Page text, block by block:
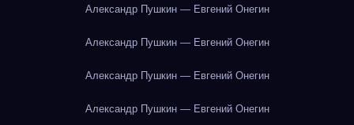
Александр Пушкин — Евгений Онегин
Александр Пушкин — Евгений Онегин
Александр Пушкин — Евгений Онегин
Александр Пушкин — Евгений Онегин